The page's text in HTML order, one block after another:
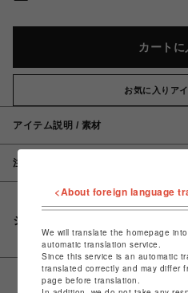
カートに
お気に入りア
アイテム説明 / 素材
注意事項
シェアする
<About foreign language
We will translate the homepage
automatic translation service.
Since this service is an automatic
translated correctly and may differ
page before translation.